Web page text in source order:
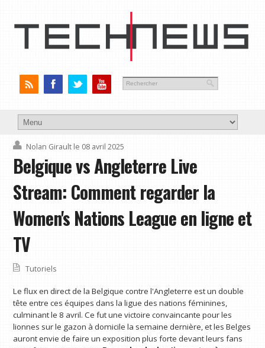
Nolan Girault le 08 avril 2025
Belgique vs Angleterre Live
Stream: Comment regarder la
Women's Nations League en ligne et
TV
Tutoriels
Le flux en direct de la Belgique contre l'Angleterre est un double
tête entre ces équipes dans la ligue des nations féminines,
culminant le 8 avril. Ce fut une victoire convaincante pour les
lionnes sur le gazon à domicile la semaine dernière, et les Belges
auront envie de faire un exposition plus forte devant leurs fans